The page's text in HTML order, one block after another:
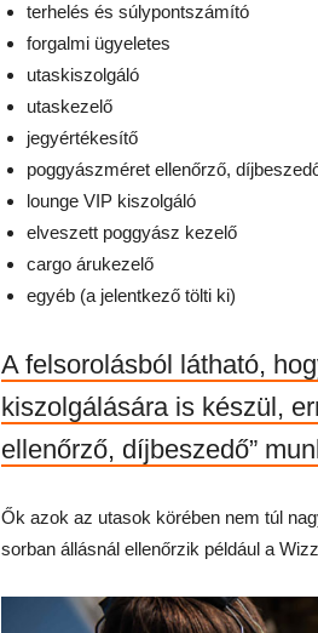
terhelés és súlypontszámító
forgalmi ügyeletes
utaskiszolgáló
utaskezelő
jegyértékesítő
poggyászméret ellenőrző,
lounge VIP kiszolgáló
elveszett poggyász kezelő
cargo árukezelő
egyéb (a jelentkező tölti ki)
A felsorolásból látható,
kiszolgálására is készül,
ellenőrző, díjbeszedő”
Ők azok az utasok körében nem túl
sorban állásnál ellenőrzik például a